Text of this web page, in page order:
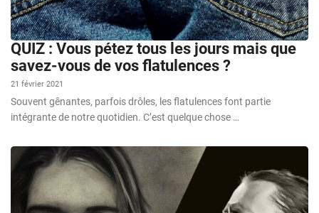
QUIZ : Vous pétez tous les jours mais que
savez-vous de vos flatulences ?
21 février 2021
Souvent gênantes, parfois drôles, les flatulences font partie
intégrante de notre quotidien. C’est quelque chose …